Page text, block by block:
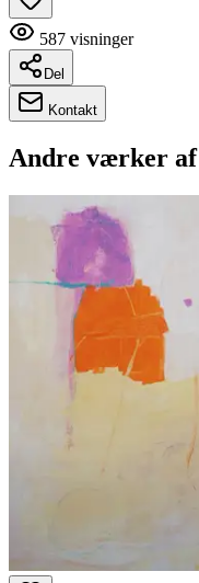
587 visninger
Del
Kontakt
Andre værker af